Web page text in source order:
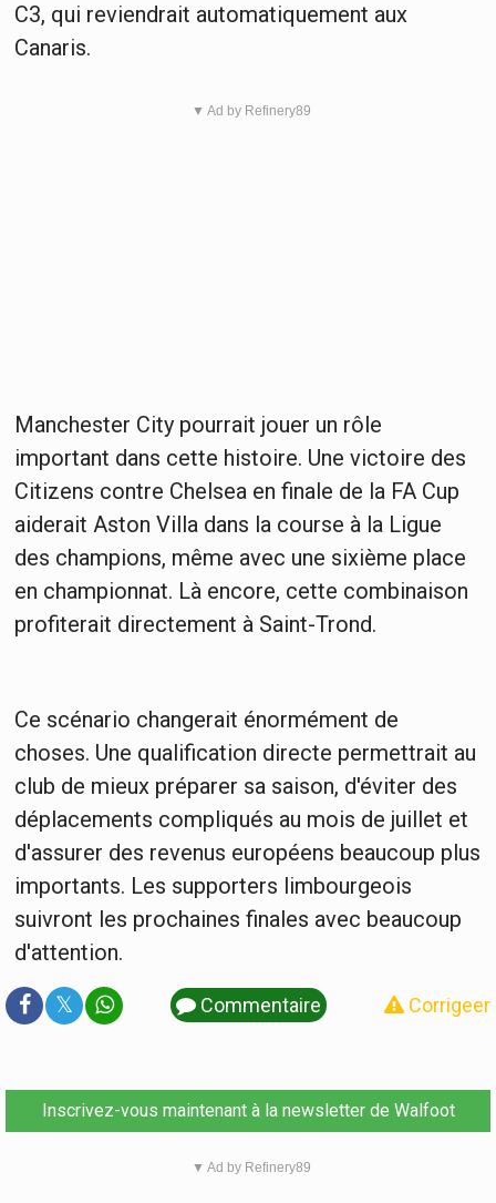
C3, qui reviendrait automatiquement aux
Canaris.
▼ Ad by Refinery89
Manchester City pourrait jouer un rôle
important dans cette histoire. Une victoire des
Citizens contre Chelsea en finale de la FA Cup
aiderait Aston Villa dans la course à la Ligue
des champions, même avec une sixième place
en championnat. Là encore, cette combinaison
profiterait directement à Saint-Trond.
Ce scénario changerait énormément de
choses. Une qualification directe permettrait au
club de mieux préparer sa saison, d'éviter des
déplacements compliqués au mois de juillet et
d'assurer des revenus européens beaucoup plus
importants. Les supporters limbourgeois
suivront les prochaines finales avec beaucoup
d'attention.
𝕏 Commentaire Corrigeer
Inscrivez-vous maintenant à la newsletter de Walfoot
▼ Ad by Refinery89